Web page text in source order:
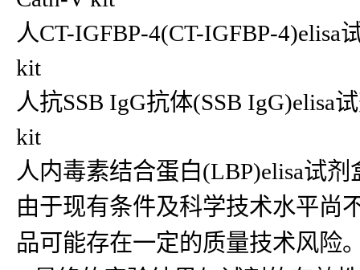
人CT-IGFBP-4(CT-IGFBP-4)elisa
kit
人抗SSB IgG抗体(SSB IgG)elisa
kit
人内毒素结合蛋白(LBP)elisa试
由于现有条件及科学技术水平尚
品可能存在一定的质量技术风险